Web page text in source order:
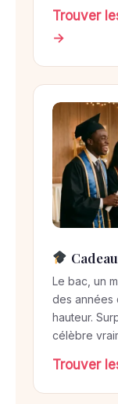
Trouver
→
Le bac, un
des années
hauteur.
célèbre
Trouver